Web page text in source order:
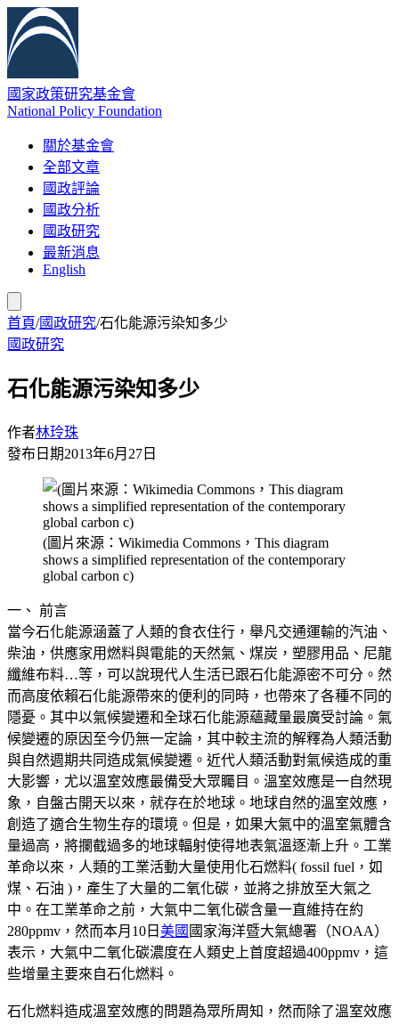
國家政策研究基金會
National Policy Foundation
關於基金會
全部文章
國政評論
國政分析
國政研究
最新消息
English
首頁/國政研究/石化能源污染知多少
國政研究
石化能源污染知多少
作者林玲珠
發布日期2013年6月27日
(圖片來源：Wikimedia Commons，This diagram
shows a simplified representation of the contemporary
global carbon c)
一、 前言
當今石化能源涵蓋了人類的食衣住行，舉凡交通運輸的汽油、
柴油，供應家用燃料與電能的天然氣、煤炭，塑膠用品、尼龍
纖維布料…等，可以說現代人生活已跟石化能源密不可分。然
而高度依賴石化能源帶來的便利的同時，也帶來了各種不同的
隱憂。其中以氣候變遷和全球石化能源蘊藏量最廣受討論。氣
候變遷的原因至今仍無一定論，其中較主流的解釋為人類活動
與自然週期共同造成氣候變遷。近代人類活動對氣候造成的重
大影響，尤以溫室效應最備受大眾矚目。溫室效應是一自然現
象，自盤古開天以來，就存在於地球。地球自然的溫室效應，
創造了適合生物生存的環境。但是，如果大氣中的溫室氣體含
量過高，將攔截過多的地球輻射使得地表氣溫逐漸上升。工業
革命以來，人類的工業活動大量使用化石燃料( fossil fuel，如
煤、石油 )，產生了大量的二氧化碳，並將之排放至大氣之
中。在工業革命之前，大氣中二氧化碳含量一直維持在約
280ppmv，然而本月10日 美國 國家海洋暨大氣總署（NOAA）
表示，大氣中二氧化碳濃度在人類史上首度超過400ppmv，這
些增量主要來自石化燃料。
石化燃料造成溫室效應的問題為眾所周知，然而除了溫室效應